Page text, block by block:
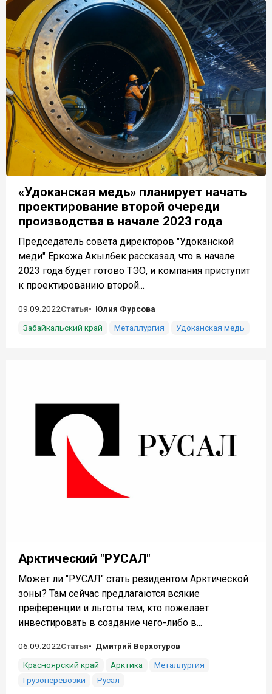
«Удоканская медь» планирует начать
проектирование второй очереди
производства в начале 2023 года
Председатель совета директоров "Удоканской
меди" Еркожа Акылбек рассказал, что в начале
2023 года будет готово ТЭО, и компания приступит
к проектированию второй...
09.09.2022Статья
Юлия Фурсова
Забайкальский край
Металлургия Удоканская медь
Арктический "РУСАЛ"
Может ли "РУСАЛ" стать резидентом Арктической
зоны? Там сейчас предлагаются всякие
преференции и льготы тем, кто пожелает
инвестировать в создание чего-либо в...
06.09.2022Статья
Дмитрий Верхотуров
Красноярский край
Арктика
Металлургия
Грузоперевозки
Русал